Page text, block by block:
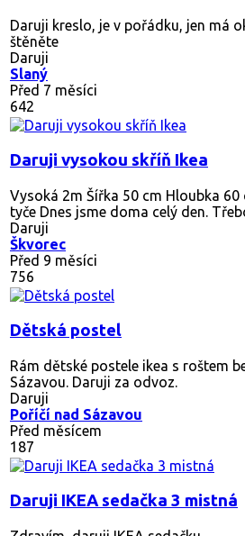
Daruji kreslo, je v pořádku, jen má
štěněte
Daruji
Slaný
Před 7 měsíci
642
Daruji vysokou skříň Ikea
Vysoká 2m Šířka 50 cm Hloubka
tyče Dnes jsme doma celý den.
Daruji
Škvorec
Před 9 měsíci
756
Dětská postel
Rám dětské postele ikea s roštem
Sázavou. Daruji za odvoz.
Daruji
Poříčí nad Sázavou
Před měsícem
187
Daruji IKEA sedačka 3 mistná